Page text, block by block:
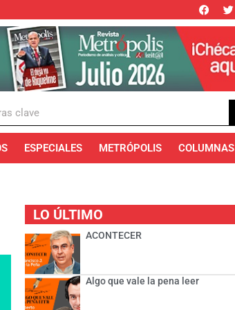
ESPECIALES METRÓPOLIS COLUMNAS
LO ÚLTIMO
ACONTECER
Algo que vale la pena leer